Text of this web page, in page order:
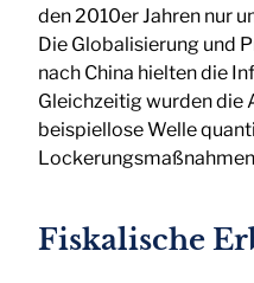
den 2010er Jahren nur
Die Globalisierung und
nach China hielten die
Gleichzeitig wurden die
beispiellose Welle
Fiskalische